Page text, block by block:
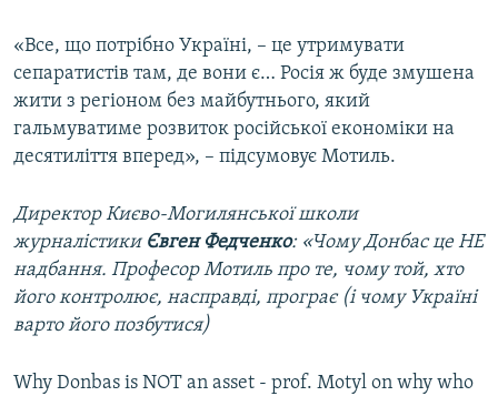
«Все, що потрібно Україні, – це утримувати
сепаратистів там, де вони є… Росія ж буде змушена
жити з регіоном без майбутнього, який
гальмуватиме розвиток російської економіки на
десятиліття вперед», – підсумовує Мотиль.
Директор Києво-Могилянської школи
журналістики Євген Федченко: «Чому Донбас це НЕ
надбання. Професор Мотиль про те, чому той, хто
його контролює, насправді, програє (і чому Україні
варто його позбутися)
Why Donbas is NOT an asset - prof. Motyl on why who